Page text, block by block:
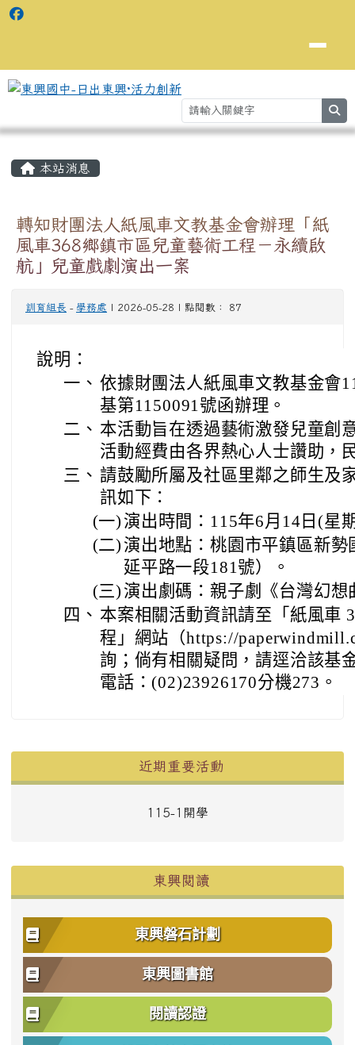
本站消息
轉知財團法人紙風車文教基金會辦理「紙
風車368鄉鎮市區兒童藝術工程－永續啟
航」兒童戲劇演出一案
訓育組長 - 學務處 | 2026-05-28 | 點閱數： 87
說明：
一、 依據財團法人紙風車文教基金會
基第1150091號函辦理。
二、 本活動旨在透過藝術激發兒童創
活動經費由各界熱心人士讚助，
三、 請鼓勵所屬及社區里鄰之師生及
訊如下：
(一) 演出時間：115年6月14日(星
(二) 演出地點：桃園市平鎮區新
延平路一段181號）。
(三) 演出劇碼：親子劇《台灣幻想
四、 本案相關活動資訊請至「紙風車
程」網站（https://
詢；倘有相關疑問，請逕洽該基
電話：(02)23926170分機273。
近期重要活動
115-1開學
東興閱讀
東興磐石計劃
東興圖書館
閱讀認證